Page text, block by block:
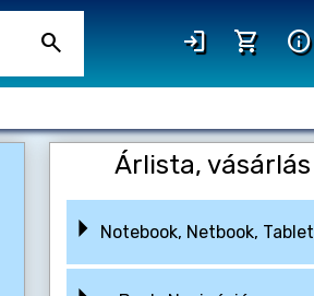
search login shopping_cart info
Árlista, vásárlás
Notebook, Netbook, Tablet